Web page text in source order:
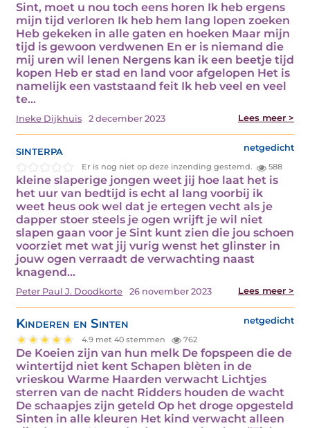
Sint, moet u nou toch eens horen Ik heb ergens
mijn tijd verloren Ik heb hem lang lopen zoeken
Heb gekeken in alle gaten en hoeken Maar mijn
tijd is gewoon verdwenen En er is niemand die
mij uren wil lenen Nergens kan ik een beetje tijd
kopen Heb er stad en land voor afgelopen Het is
namelijk een vaststaand feit Ik heb veel en veel
te…
Ineke Dijkhuis 2 december 2023 Lees meer >
sinterpa netgedicht
Er is nog niet op deze inzending gestemd. 588
kleine slaperige jongen weet jij hoe laat het is
het uur van bedtijd is echt al lang voorbij ik
weet heus ook wel dat je ertegen vecht als je
dapper stoer steels je ogen wrijft je wil niet
slapen gaan voor je Sint kunt zien die jou schoen
voorziet met wat jij vurig wenst het glinster in
jouw ogen verraadt de verwachting naast
knagend…
Peter Paul J. Doodkorte 26 november 2023 Lees meer >
Kinderen en Sinten netgedicht
4.9 met 40 stemmen 762
De Koeien zijn van hun melk De fopspeen die de
wintertijd niet kent Schapen blèten in de
vrieskou Warme Haarden verwacht Lichtjes
sterren van de nacht Ridders houden de wacht
De schaapjes zijn geteld Op het droge opgesteld
Sinten in alle kleuren Het kind verwacht alleen